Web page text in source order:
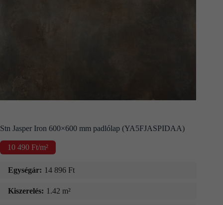
Stn Jasper Iron 600×600 mm padlólap (YA5FJASPIDAA)
10 490 Ft/m²
Egységár: 14 896 Ft
Kiszerelés: 1.42 m²